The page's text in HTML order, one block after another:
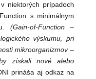
niektorých prípadoch
s minimálnym
(Gain‑of‑Function –
výskumu, pri
mikroorganizmov –
získali nové alebo
prináša aj odkaz na